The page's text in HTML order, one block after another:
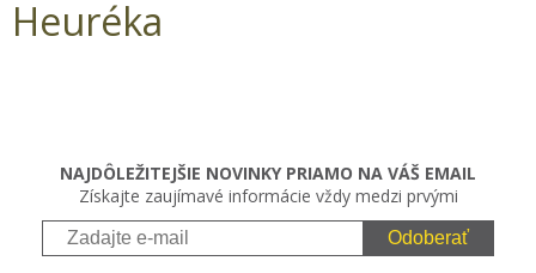
Heuréka
NAJDÔLEŽITEJŠIE NOVINKY PRIAMO NA VÁŠ EMAIL
Získajte zaujímavé informácie vždy medzi prvými
Odoberať